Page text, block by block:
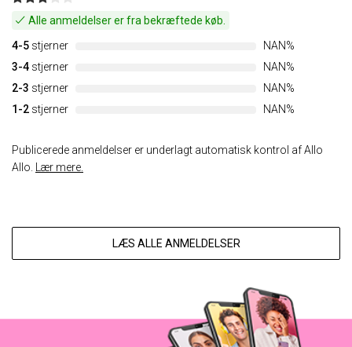
Alle anmeldelser er fra bekræftede køb.
4-5 stjerner
NAN%
3-4 stjerner
NAN%
2-3 stjerner
NAN%
1-2 stjerner NAN%
Publicerede anmeldelser er underlagt automatisk kontrol af Allo
Allo. Lær mere.
LÆS ALLE ANMELDELSER